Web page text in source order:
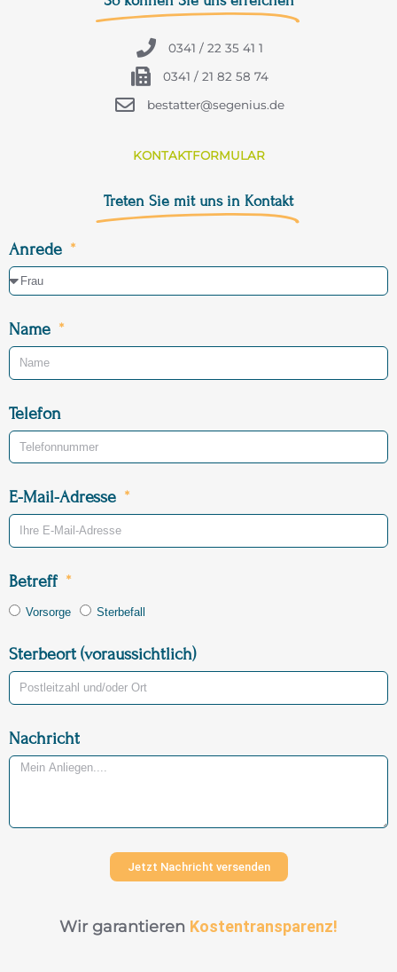
0341 / 22 35 41 1
0341 / 21 82 58 74
bestatter@segenius.de
KONTAKTFORMULAR
Treten Sie mit uns in Kontakt
Anrede
Name
Telefon
E-Mail-Adresse
Betreff
Vorsorge Sterbefall
Sterbeort (voraussichtlich)
Nachricht
Jetzt Nachricht versenden
Wir garantieren Kostentransparenz!